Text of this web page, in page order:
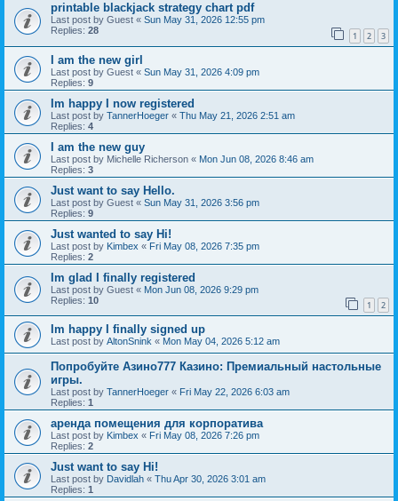
printable blackjack strategy chart pdf
Last post by Guest « Sun May 31, 2026 12:55 pm
Replies: 28 1 2 3
I am the new girl
Last post by Guest « Sun May 31, 2026 4:09 pm
Replies: 9
Im happy I now registered
Last post by TannerHoeger « Thu May 21, 2026 2:51 am
Replies: 4
I am the new guy
Last post by Michelle Richerson « Mon Jun 08, 2026 8:46 am
Replies: 3
Just want to say Hello.
Last post by Guest « Sun May 31, 2026 3:56 pm
Replies: 9
Just wanted to say Hi!
Last post by Kimbex « Fri May 08, 2026 7:35 pm
Replies: 2
Im glad I finally registered
Last post by Guest « Mon Jun 08, 2026 9:29 pm
Replies: 10 1 2
Im happy I finally signed up
Last post by AltonSnink « Mon May 04, 2026 5:12 am
Попробуйте Азино777 Казино: Премиальный настольные
игры.
Last post by TannerHoeger « Fri May 22, 2026 6:03 am
Replies: 1
аренда помещения для корпоратива
Last post by Kimbex « Fri May 08, 2026 7:26 pm
Replies: 2
Just want to say Hi!
Last post by Davidlah « Thu Apr 30, 2026 3:01 am
Replies: 1